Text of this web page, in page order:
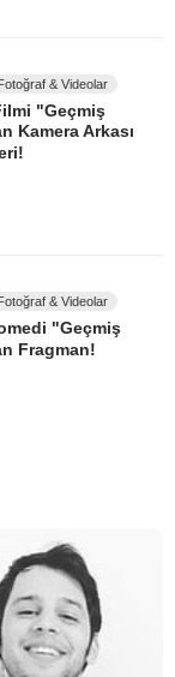
& Videolar
"Geçmiş
Kamera Arkası
& Videolar
"Geçmiş
Fragman!